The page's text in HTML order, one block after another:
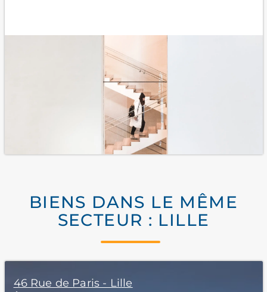
BIENS DANS LE MÊME
SECTEUR : LILLE
46 Rue de Paris - Lille